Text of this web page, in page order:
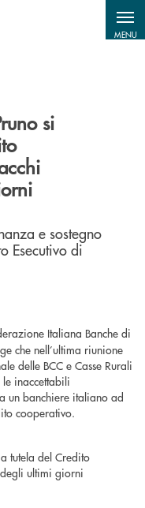
MENU
si
e sostegno
Esecutivo di
Italiana Banche di
che nell’ultima riunione
delle BCC e Casse Rurali
inaccettabili
un banchiere italiano ad
cooperativo.